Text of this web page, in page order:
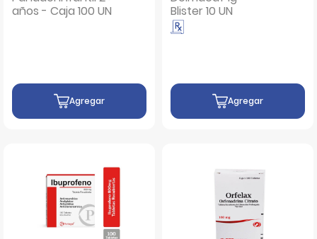
años - Caja 100 UN
Agregar
Blister 10 UN
Agregar